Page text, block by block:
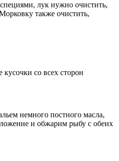
лук нужно очистить,
также очистить,
со всех сторон
немного постного масла,
и обжарим рыбу с обеих